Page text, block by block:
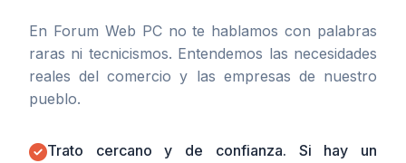
En Forum Web PC no te hablamos con palabras
raras ni tecnicismos. Entendemos las necesidades
reales del comercio y las empresas de nuestro
pueblo.
Trato cercano y de confianza. Si hay un